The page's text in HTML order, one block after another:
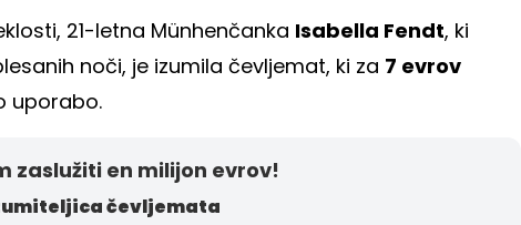
21-letna Münhenčanka Isabella Fendt, ki
noči, je izumila čevljemat, ki za 7 evrov
uporabo.
zaslužiti en milijon evrov!
čevljemata